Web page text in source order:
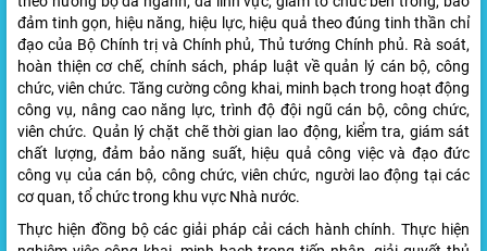
đảm tinh gọn, hiệu năng, hiệu lực, hiệu quả theo đúng tinh thần chỉ
đạo của Bộ Chính trị và Chính phủ, Thủ tướng Chính phủ. Rà soát,
hoàn thiện cơ chế, chính sách, pháp luật về quản lý cán bộ, công
chức, viên chức. Tăng cường công khai, minh bạch trong hoạt động
công vụ, nâng cao năng lực, trình độ đội ngũ cán bộ, công chức,
viên chức. Quản lý chặt chẽ thời gian lao động, kiểm tra, giám sát
chất lượng, đảm bảo năng suất, hiệu quả công việc và đạo đức
công vụ của cán bộ, công chức, viên chức, người lao động tại các
cơ quan, tổ chức trong khu vực Nhà nước.
Thực hiện đồng bộ các giải pháp cải cách hành chính. Thực hiện